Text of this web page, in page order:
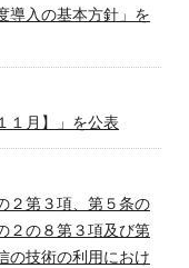
導入の基本方針」を
１月】」を公表
２第３項、第５条の
２の８第３項及び第
の技術の利用におけ